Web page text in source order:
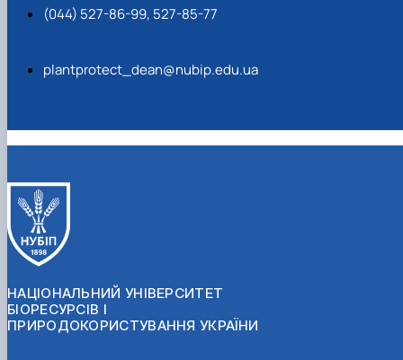
(044) 527-86-99, 527-85-77
plantprotect_dean@nubip.edu.ua
НАЦІОНАЛЬНИЙ УНІВЕРСИТЕТ
БІОРЕСУРСІВ І
ПРИРОДОКОРИСТУВАННЯ УКРАЇНИ